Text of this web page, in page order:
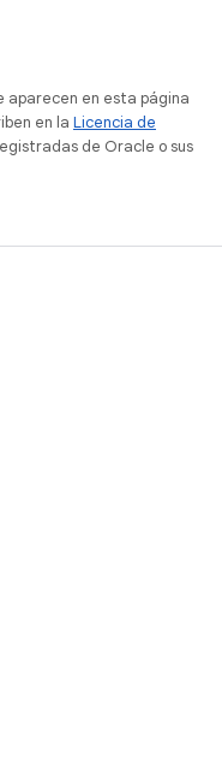
aparecen en esta página
en la Licencia de
de Oracle o sus